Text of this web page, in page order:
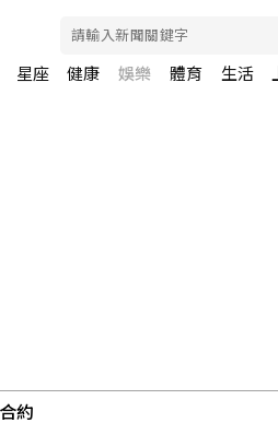
星座 健康 娛樂 體育 生活
約